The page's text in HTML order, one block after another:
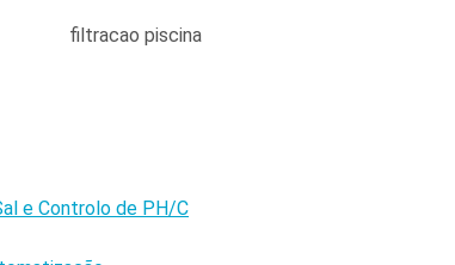
e Controlo de PH/C